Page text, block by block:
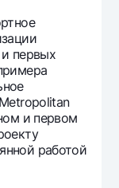
первых
и первом
работой